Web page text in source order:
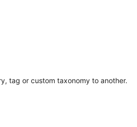
tag or custom taxonomy to another.